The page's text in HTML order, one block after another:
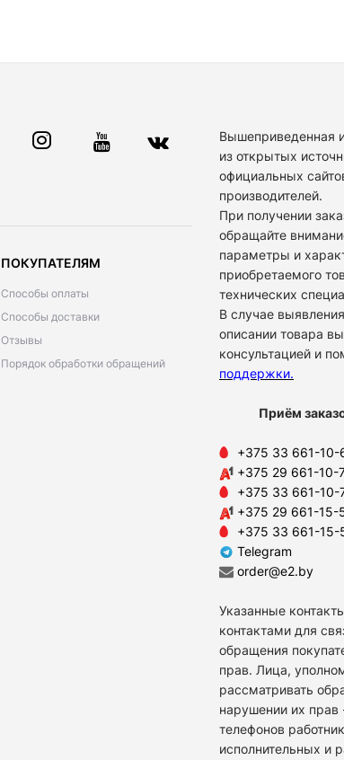
ПОКУПАТЕЛЯМ
Способы оплаты
Способы доставки
Отзывы
Порядок обработки обращений
Вышеприведенная
из открытых
официальных
производителей.
При получении
обращайте
параметры и
приобретаемого
технических
В случае
описании товара
консультацией и
поддержки.
Приём
+375 33 661-10-
+375 29 661-10-
+375 33 661-10-
+375 29 661-15-
+375 33 661-15-
Telegram
order@e2.by
Указанные
контактами для
обращения
прав. Лица,
рассматривать
нарушении их
телефонов
исполнительных и